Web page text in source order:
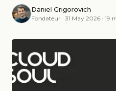
Daniel Grigorovich
Fondateur · 31 May 2026 · 19